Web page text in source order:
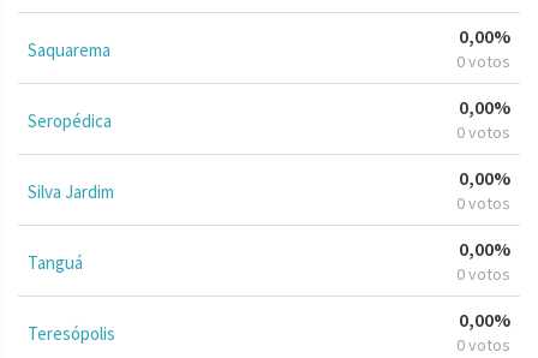
Saquarema
0,00%
0 votos
Seropédica
0,00%
0 votos
Silva Jardim
0,00%
0 votos
Tanguá
0,00%
0 votos
Teresópolis
0,00%
0 votos